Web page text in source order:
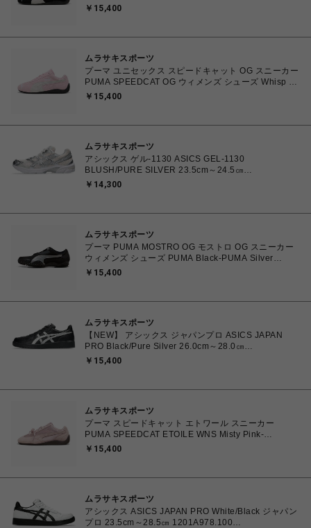
Black-PUMA White 23.0cm～25.0cm 398846_01
￥15,400
ムラサキスポーツ
プーマ ユニセックス スピードキャット OG スニーカー
PUMA SPEEDCAT OG ウィメンズ シューズ Whisp Of
Pink-PUMA White 23.0cm～25.0cm 398846_04
￥15,400
ムラサキスポーツ
アシックス ゲル-1130 ASICS GEL-1130
BLUSH/PURE SILVER 23.5cm～24.5㎝
1203A609.700 4571633242793 レディース スニーカ
￥14,300
ムラサキスポーツ
プーマ PUMA MOSTRO OG モストロ OG スニーカー
ウィメンズ シューズ PUMA Black-PUMA Silver
23.0cm～25.0㎝ 397330_17 4069157788854 【送料
￥15,400
ムラサキスポーツ
【NEW】 アシックス ジャパンプロ ASICS JAPAN
PRO Black/Pure Silver 26.0cm～28.0㎝
1203B205.001 4573690068224 メンズ スニーカー
￥15,400
ムラサキスポーツ
プーマ スピードキャット エトワール スニーカー
PUMA SPEEDCAT ETOILE WNS Misty Pink-
Chocolate Fondue 23.0cm～25.0㎝ 407673_03
￥15,400
ムラサキスポーツ
アシックス ASICS JAPAN PRO White/Black ジャパン
プロ 23.5cm～28.5㎝ 1201A978.100